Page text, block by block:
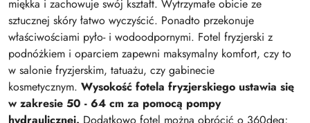
miękka i zachowuje swój kształt. Wytrzymałe obicie ze
sztucznej skóry łatwo wyczyścić. Ponadto przekonuje
właściwościami pyło- i wodoodpornymi. Fotel fryzjerski z
podnóżkiem i oparciem zapewni maksymalny komfort, czy to
w salonie fryzjerskim, tatuażu, czy gabinecie
kosmetycznym. Wysokość fotela fryzjerskiego ustawia się
w zakresie 50 - 64 cm za pomocą pompy